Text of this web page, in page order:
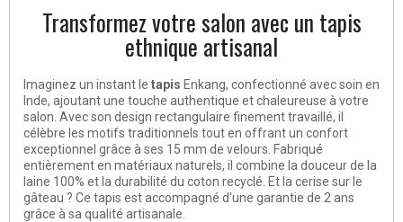
Transformez votre salon avec un tapis
ethnique artisanal
Imaginez un instant le tapis Enkang, confectionné avec soin en
Inde, ajoutant une touche authentique et chaleureuse à votre
salon. Avec son design rectangulaire finement travaillé, il
célèbre les motifs traditionnels tout en offrant un confort
exceptionnel grâce à ses 15 mm de velours. Fabriqué
entièrement en matériaux naturels, il combine la douceur de la
laine 100% et la durabilité du coton recyclé. Et la cerise sur le
gâteau ? Ce tapis est accompagné d'une garantie de 2 ans
grâce à sa qualité artisanale.